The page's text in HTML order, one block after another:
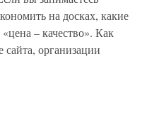
на досках, какие
– качество». Как
организации